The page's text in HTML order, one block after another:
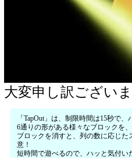
大変申し訳ござい
「TapOut」は、制限時間は15秒で
6通りの形がある様々なブロックを
ブロックを消すと、列の数に応じ
意！
短時間で遊べるので、ハッと気付い